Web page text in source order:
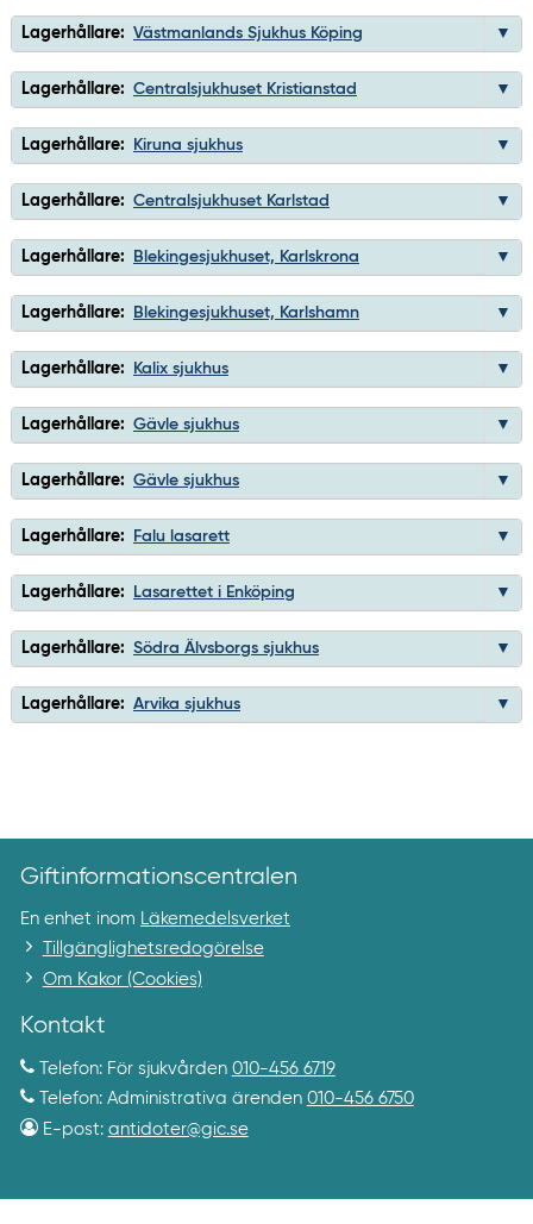
Lagerhållare: Västmanlands Sjukhus Köping
Lagerhållare: Centralsjukhuset Kristianstad
Lagerhållare: Kiruna sjukhus
Lagerhållare: Centralsjukhuset Karlstad
Lagerhållare: Blekingesjukhuset, Karlskrona
Lagerhållare: Blekingesjukhuset, Karlshamn
Lagerhållare: Kalix sjukhus
Lagerhållare: Gävle sjukhus
Lagerhållare: Gävle sjukhus
Lagerhållare: Falu lasarett
Lagerhållare: Lasarettet i Enköping
Lagerhållare: Södra Älvsborgs sjukhus
Lagerhållare: Arvika sjukhus
Giftinformationscentralen
En enhet inom
Läkemedelsverket
Tillgänglighetsredogörelse
Om Kakor (Cookies)
Kontakt
Telefon: För sjukvården 010-456 6719
Telefon: Administrativa ärenden 010-456 6750
E-post: antidoter@gic.se